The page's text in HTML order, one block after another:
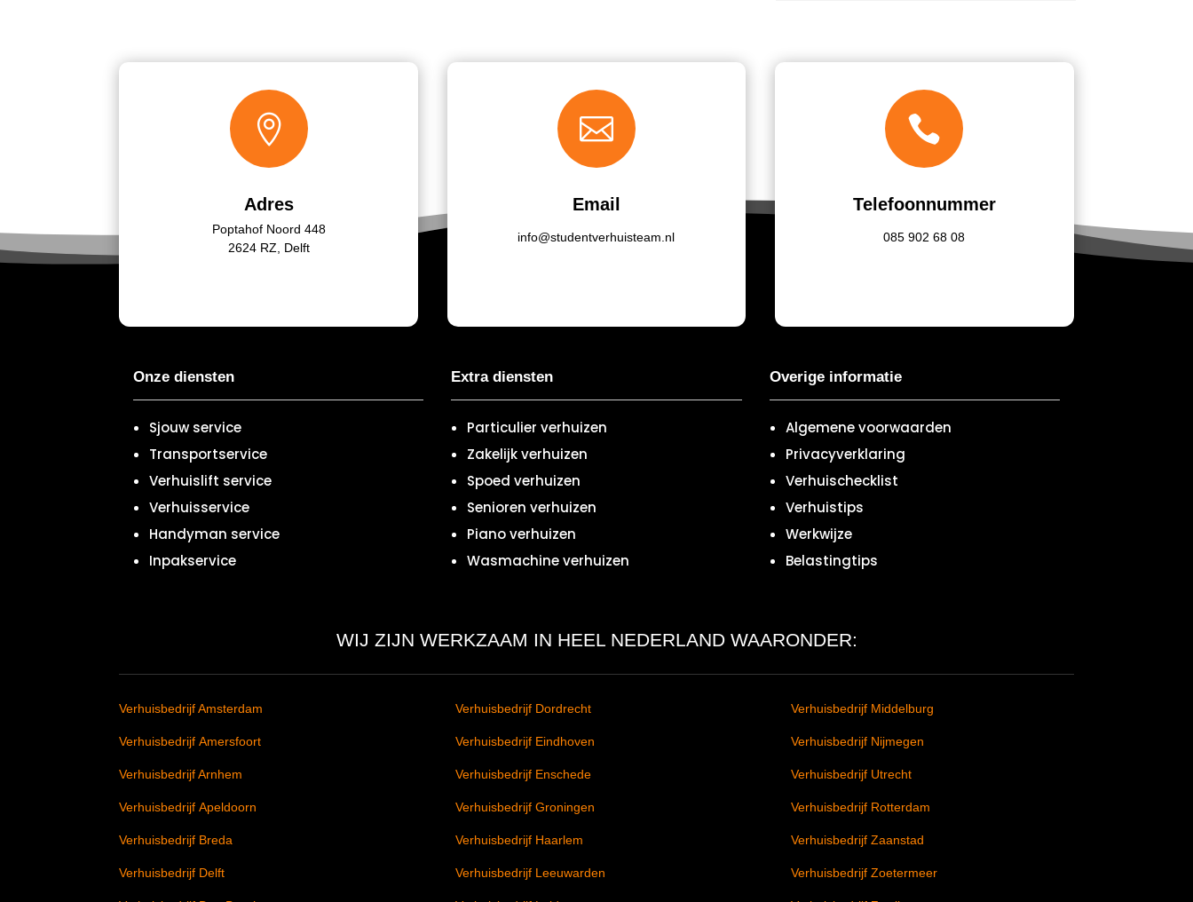

Adres
Poptahof Noord 448
2624 RZ, Delft

Email
info@studentverhuisteam.nl

Telefoonnummer
085902 68 08
Onze diensten
Sjouw service
Transportservice
Verhuislift service
Verhuisservice
Handyman service
Inpakservice
Extra diensten
Particulier verhuizen
Zakelijk verhuizen
Spoed verhuizen
Senioren verhuizen
Piano verhuizen
Wasmachine verhuizen
Overige informatie
Algemene voorwaarden
Privacyverklaring
Verhuischecklist
Verhuistips
Werkwijze
Belastingtips
WIJ ZIJN WERKZAAM IN HEEL NEDERLAND WAARONDER:
Verhuisbedrijf Amsterdam
Verhuisbedrijf Amersfoort
Verhuisbedrijf Arnhem
Verhuisbedrijf Apeldoorn
Verhuisbedrijf Breda
Verhuisbedrijf Delft
Verhuisbedrijf Dordrecht
Verhuisbedrijf Eindhoven
Verhuisbedrijf Enschede
Verhuisbedrijf Groningen
Verhuisbedrijf Haarlem
Verhuisbedrijf Leeuwarden
Verhuisbedrijf Middelburg
Verhuisbedrijf Nijmegen
Verhuisbedrijf Utrecht
Verhuisbedrijf Rotterdam
Verhuisbedrijf Zaanstad
Verhuisbedrijf Zoetermeer